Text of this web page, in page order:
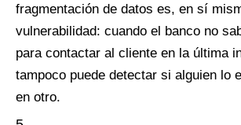
fragmentación de datos es, en sí
vulnerabilidad: cuando el banco no
para contactar al cliente en la última
tampoco puede detectar si alguien lo
en otro.